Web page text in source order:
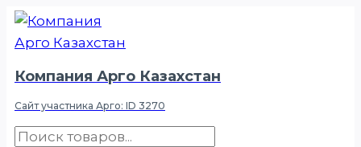
Перейти
Компания Арго Казахстан
Сайт участника Арго: ID 3270
Поиск